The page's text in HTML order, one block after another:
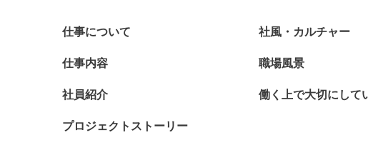
仕事について
仕事内容
社員紹介
プロジェクトストーリー
社風・カルチャー
職場風景
働く上で大切にして